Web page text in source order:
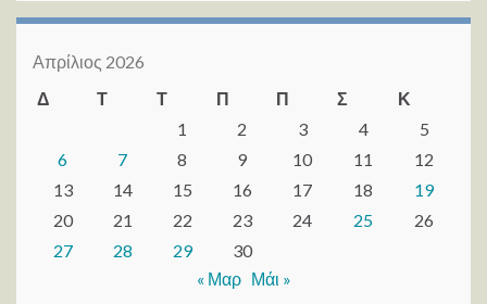
Απρίλιος 2026
Δ
Τ Τ Π Π Σ
Κ
1
2 3 4
5
6
7 8 9 10 11
12
13
14 15 16 17 18
19
20
21 22 23 24 25
26
27
28 29
30
« Μαρ Μάι »